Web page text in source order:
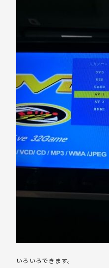
いろいろできます。